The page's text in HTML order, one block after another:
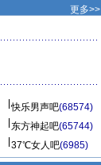
更多>>
快乐男声吧(68574)
东方神起吧(65744)
37℃女人吧(6985)